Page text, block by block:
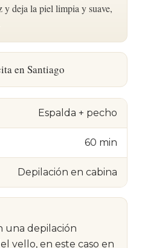
y deja la piel limpia y suave,
en Santiago
Espalda + pecho
60 min
Depilación en cabina
una depilación
vello, en este caso en